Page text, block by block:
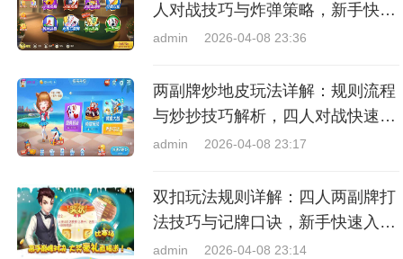
人对战技巧与炸弹策略，新手快速
上手指南
admin 2026-04-08 23:36
两副牌炒地皮玩法详解：规则流程
与炒抄技巧解析，四人对战快速入
门指南
admin 2026-04-08 23:17
双扣玩法规则详解：四人两副牌打
法技巧与记牌口诀，新手快速入门
指南
admin 2026-04-08 23:14